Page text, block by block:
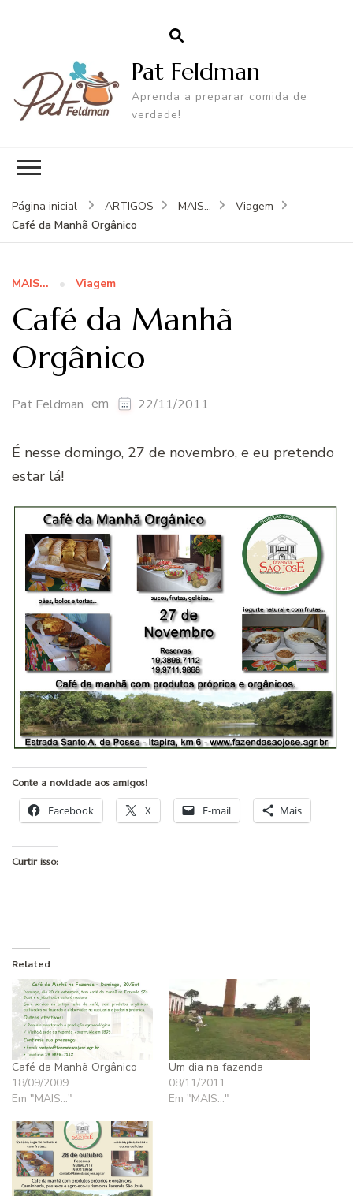
Pat Feldman
Aprenda a preparar comida de
verdade!
Página inicial ARTIGOS MAIS...
Viagem
Café da Manhã Orgânico
MAIS... Viagem
Café da Manhã
Orgânico
Pat Feldman em 22/11/2011
É nesse domingo, 27 de novembro, e eu pretendo
estar lá!
Conte a novidade aos amigos!
Facebook X E-mail Mais
Curtir isso:
Related
Café da Manhã Orgânico
18/09/2009
Em "MAIS..."
Um dia na fazenda
08/11/2011
Em "MAIS..."